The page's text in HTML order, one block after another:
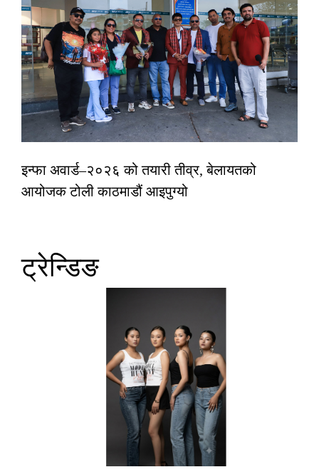
इन्फा अवार्ड–२०२६ को तयारी तीव्र, बेलायतको
आयोजक टोली काठमाडौं आइपुग्यो
ट्रेन्डिङ